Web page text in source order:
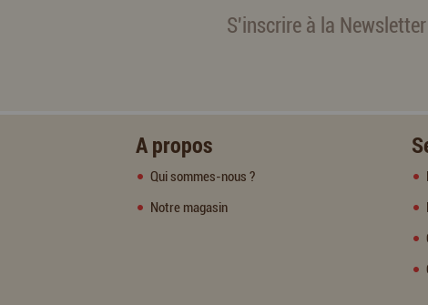
S'inscrire à la Newsletter
A propos
Qui sommes-nous ?
Notre magasin